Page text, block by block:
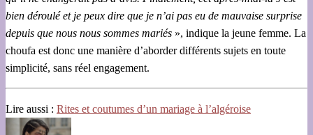
bien déroulé et je peux dire que je n’ai pas eu de mauvaise surprise
depuis que nous nous sommes mariés », indique la jeune femme. La
choufa est donc une manière d’aborder différents sujets en toute
simplicité, sans réel engagement.
Lire aussi : Rites et coutumes d’un mariage à l’algéroise